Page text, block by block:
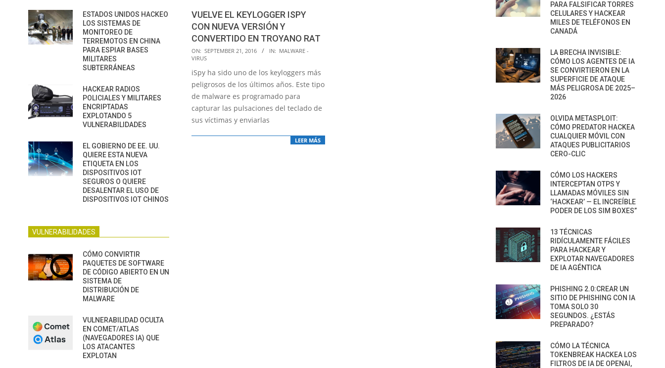
VUELVE EL KEYLOGGER ISPY
CON NUEVA VERSIÓN Y
CONVERTIDO EN TROYANO RAT
2016-
09-
21
ON: SEPTEMBER 21, 2016 IN: MALWARE -
VIRUS
iSpy ha sido uno de los keyloggers más
peligrosos de los últimos años. Este tipo
de malware es programado para
capturar las pulsaciones del teclado de
sus víctimas y enviarlas
LEER MÁS
ESTADOS UNIDOS HACKEO
LOS SISTEMAS DE
MONITOREO DE
TERREMOTOS EN CHINA
PARA ESPIAR BASES
MILITARES
SUBTERRÁNEAS
HACKEAR RADIOS
POLICIALES Y MILITARES
ENCRIPTADAS
EXPLOTANDO 5
VULNERABILIDADES
EL GOBIERNO DE EE. UU.
QUIERE ESTA NUEVA
ETIQUETA EN LOS
DISPOSITIVOS IOT
SEGUROS O QUIERE
DESALENTAR EL USO DE
DISPOSITIVOS IOT CHINOS
VULNERABILIDADES
CÓMO CONVIRTIR
PAQUETES DE SOFTWARE
DE CÓDIGO ABIERTO EN UN
SISTEMA DE
DISTRIBUCIÓN DE
MALWARE
VULNERABILIDAD OCULTA
EN COMET/ATLAS
(NAVEGADORES IA) QUE
LOS ATACANTES
EXPLOTAN
PARA FALSIFICAR TORRES
CELULARES Y HACKEAR
MILES DE TELÉFONOS EN
CANADÁ
LA BRECHA INVISIBLE:
CÓMO LOS AGENTES DE IA
SE CONVIRTIERON EN LA
SUPERFICIE DE ATAQUE
MÁS PELIGROSA DE 2025–
2026
OLVIDA METASPLOIT:
CÓMO PREDATOR HACKEA
CUALQUIER MÓVIL CON
ATAQUES PUBLICITARIOS
CERO-CLIC
CÓMO LOS HACKERS
INTERCEPTAN OTPS Y
LLAMADAS MÓVILES SIN
‘HACKEAR’ — EL INCREÍBLE
PODER DE LOS SIM BOXES”
13 TÉCNICAS
RIDÍCULAMENTE FÁCILES
PARA HACKEAR Y
EXPLOTAR NAVEGADORES
DE IA AGÉNTICA
PHISHING 2.0:CREAR UN
SITIO DE PHISHING CON IA
TOMA SOLO 30
SEGUNDOS. ¿ESTÁS
PREPARADO?
CÓMO LA TÉCNICA
TOKENBREAK HACKEA LOS
FILTROS DE IA DE OPENAI,